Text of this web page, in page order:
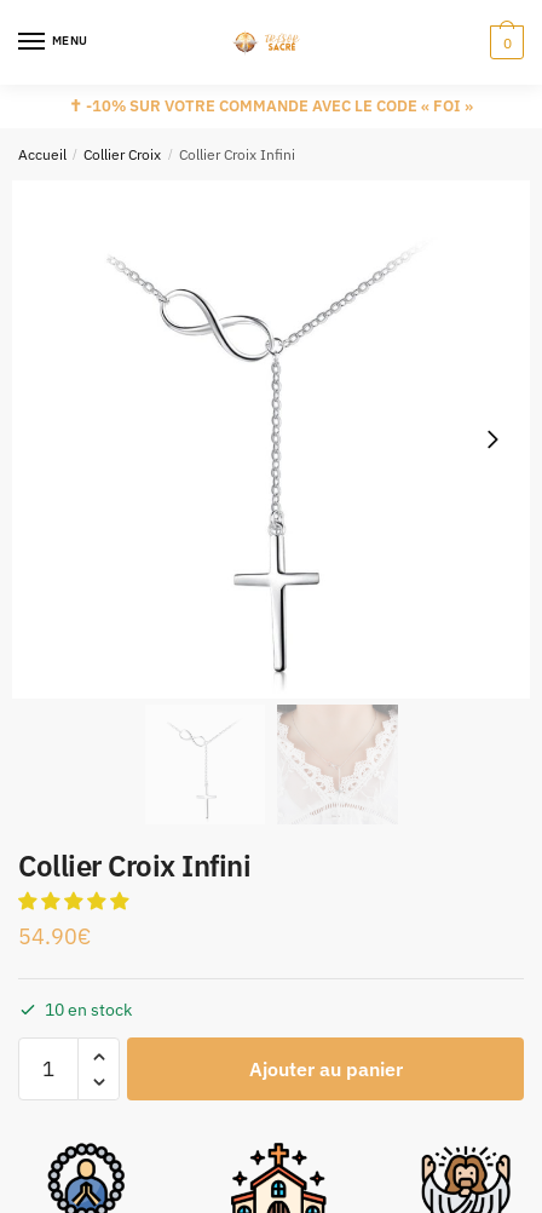
MENU 0
✝️ -10% SUR VOTRE COMMANDE AVEC LE CODE « FOI »
Accueil / Collier Croix / Collier Croix Infini
Collier Croix Infini
54.90€
10 en stock
Ajouter au panier